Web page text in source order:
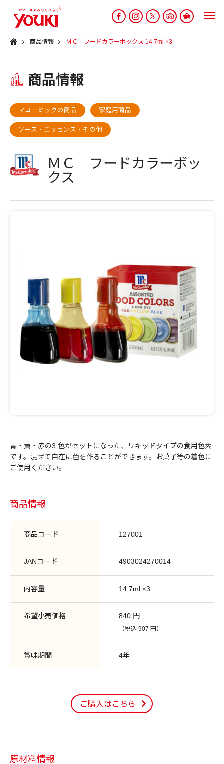
商品情報 ＭＣ フードカラーボックス 14.7ml ×3
商品情報
マコーミックの商品 家庭用商品
ソース・エッセンス・その他
ＭＣ フードカラーボッ
クス
青・黄・赤の3 色がセットになった、リキッドタイプの食用色素
です。混ぜて自在に色を作ることができます。お菓子等の着色に
ご使用ください。
商品情報
商品コード 127001
JANコード 4903024270014
内容量 14.7ml ×3
希望小売価格 840 円
（税込 907 円）
賞味期間 4年
ご購入はこちら
原材料情報